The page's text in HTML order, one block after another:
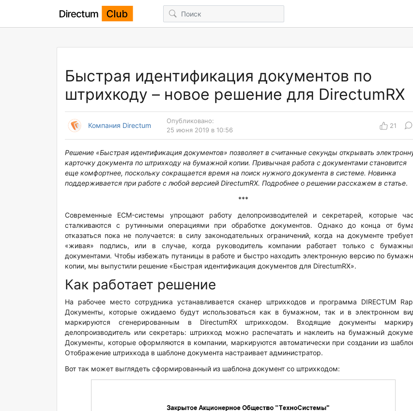
Быстрая идентификация документов по
штрихкоду – новое решение для DirectumRX
Компания Directum
Опубликовано:
25 июня 2019 в 10:56
21
Решение «Быстрая идентификация документов» позволяет в считанные секунды открывать
карточку документа по штрихкоду на бумажной копии. Привычная работа с документами становится
еще комфортнее, поскольку сокращается время на поиск нужного документа в системе. Новинка
поддерживается при работе с любой версией DirectumRX. Подробнее о решении расскажем в статье.
***
Современные ECM-системы упрощают работу делопроизводителей и секретарей, которые
сталкиваются с рутинными операциями при обработке документов. Однако до конца от
отказаться пока не получается: в силу законодательных ограничений, когда на документе
«живая» подпись, или в случае, когда руководитель компании работает только с
документами. Чтобы избежать путаницы в работе и быстро находить электронную версию по
копии, мы выпустили решение «Быстрая идентификация документов для DirectumRX».
Как работает решение
На рабочее место сотрудника устанавливается сканер штрихкодов и программа DIRECTUM
Документы, которые ожидаемо будут использоваться как в бумажном, так и в электронном
маркируются сгенерированным в DirectumRX штрихкодом. Входящие документы
делопроизводитель или секретарь: штрихкод можно распечатать и наклеить на бумажный
Документы, которые оформляются в компании, маркируются автоматически при создании из
Отображение штрихкода в шаблоне документа настраивает администратор.
Вот так может выглядеть сформированный из шаблона документ со штрихкодом: